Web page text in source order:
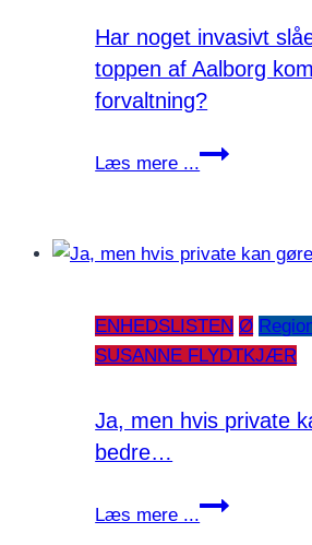
Har noget invasivt
toppen af Aalborg
forvaltning?
Læs mere ...
Har
toppen
af
kommunes
ENHEDSLISTEN Ø
SUSANNE FLYDTKJÆR
Ja, men hvis private
bedre…
Læs mere ...
Ja,